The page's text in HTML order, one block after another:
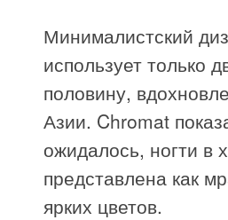
Минималистский
использует только
половину,
Азии. Chromat
ожидалось, ногти в
представлена как
ярких цветов.